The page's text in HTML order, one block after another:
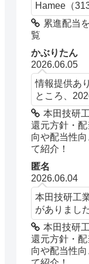
Hamee（
累進配当
覧
かぶりたん
2026.06.05
情報提供あ
ところ、
本田技研
還元方針・
向や配当性
て紹介！
匿名
2026.06.04
本田技研工
がありまし
本田技研
還元方針・
向や配当性